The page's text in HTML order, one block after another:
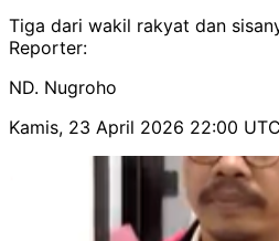
Tiga dari wakil rakyat dan
Reporter:
ND. Nugroho
Kamis, 23 April 2026 22:00 UTC